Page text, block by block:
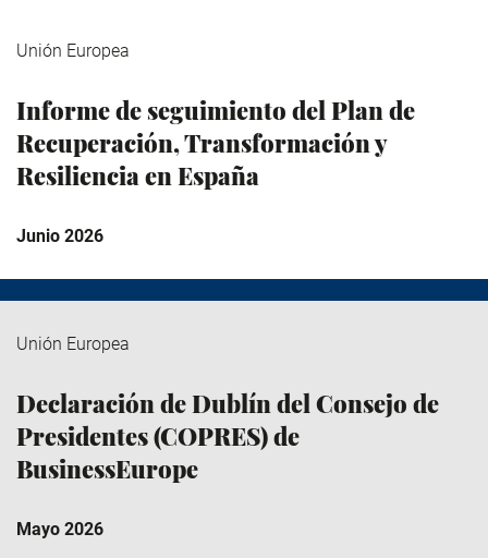
Unión Europea
Informe de seguimiento del Plan de
Recuperación, Transformación y
Resiliencia en España
Junio 2026
Unión Europea
Declaración de Dublín del Consejo de
Presidentes (COPRES) de
BusinessEurope
Mayo 2026